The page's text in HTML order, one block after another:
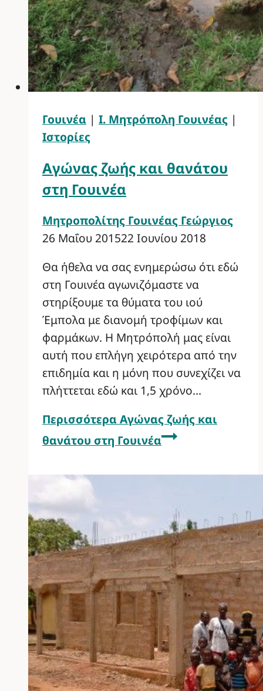
Γουινέα | Ι. Μητρόπολη Γουινέας |
Ιστορίες
Αγώνας ζωής και θανάτου
στη Γουινέα
Μητροπολίτης Γουινέας Γεώργιος
26 Μαΐου 201522 Ιουνίου 2018
Θα ήθελα να σας ενημερώσω ότι εδώ
στη Γουινέα αγωνιζόμαστε να
στηρίξουμε τα θύματα του ιού
Έμπολα με διανομή τροφίμων και
φαρμάκων. H Μητρόπολή μας είναι
αυτή που επλήγη χειρότερα από την
επιδημία και η μόνη που συνεχίζει να
πλήττεται εδώ και 1,5 χρόνο…
Περισσότερα Αγώνας ζωής και
θανάτου στη Γουινέα